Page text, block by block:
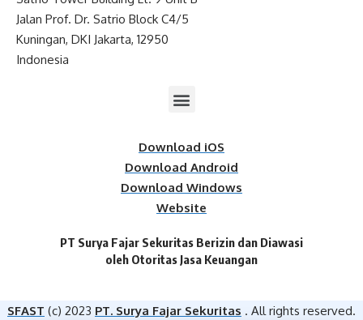
Jalan Prof. Dr. Satrio Block C4/5
Kuningan, DKI Jakarta, 12950
Indonesia
Download iOS
Download Android
Download Windows
Website
PT Surya Fajar Sekuritas Berizin dan Diawasi
oleh Otoritas Jasa Keuangan​
SFAST (c) 2023 PT. Surya Fajar Sekuritas . All rights reserved.